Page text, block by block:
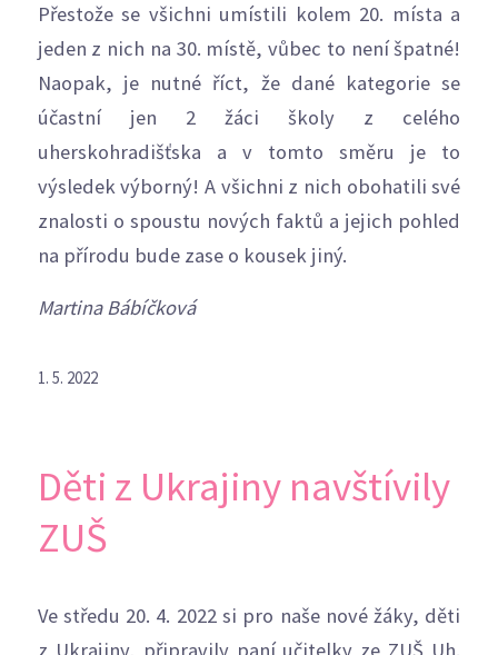
Přestože se všichni umístili kolem 20. místa a
jeden z nich na 30. místě, vůbec to není špatné!
Naopak, je nutné říct, že dané kategorie se
účastní jen 2 žáci školy z celého
uherskohradišťska a v tomto směru je to
výsledek výborný! A všichni z nich obohatili své
znalosti o spoustu nových faktů a jejich pohled
na přírodu bude zase o kousek jiný.
Martina Bábíčková
1. 5. 2022
Děti z Ukrajiny navštívily
ZUŠ
Ve středu 20. 4. 2022 si pro naše nové žáky, děti